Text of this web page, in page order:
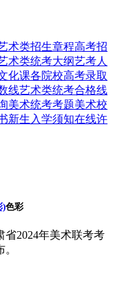
术类招生章程高考招
术类统考大纲艺考人
化课各院校高考录取
线艺术类统考合格线
美术统考考题美术校
新生入学须知在线许
)色彩
省2024年美术联考考